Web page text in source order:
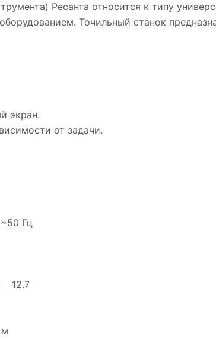
Ресанта относится к типу
Точильный станок
экран.
от задачи.
Гц
12.7